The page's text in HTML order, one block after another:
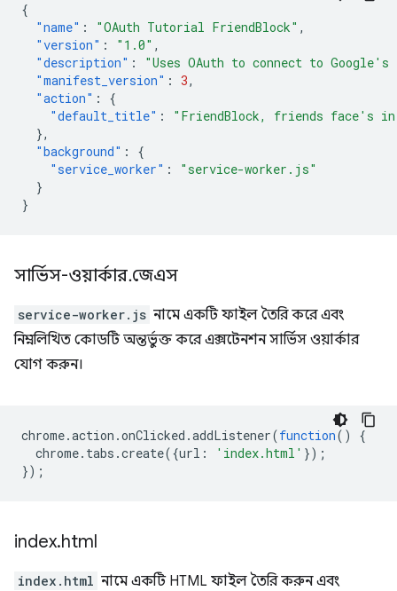
{
"name" : "OAuth Tutorial FriendBlock" ,
"version" : "1.0" ,
"description" :
"Uses OAuth to connect to
"manifest_version" : 3,
"action" :
{
"default_title" :
"FriendBlock, friends face's
},
"background" :
{
"service_worker" :
"service-worker.js"
}
}
সার্ভিস-ওয়ার্কার.জেএস
service-worker.js নামে একটি ফাইল তৈরি করে এবং
নিম্নলিখিত কোডটি অন্তর্ভুক্ত করে এক্সটেনশন সার্ভিস ওয়ার্কার
যোগ করুন।
chrome.action .onClicked .addListener(function()
{
chrome. tabs .create({url : 'index.html' });
});
index.html
index.html নামে একটি HTML ফাইল তৈরি করুন এবং